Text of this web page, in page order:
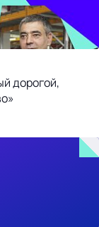
дорогой,